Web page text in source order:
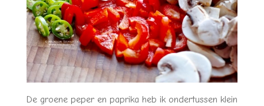
De groene peper en paprika heb ik ondertussen klein